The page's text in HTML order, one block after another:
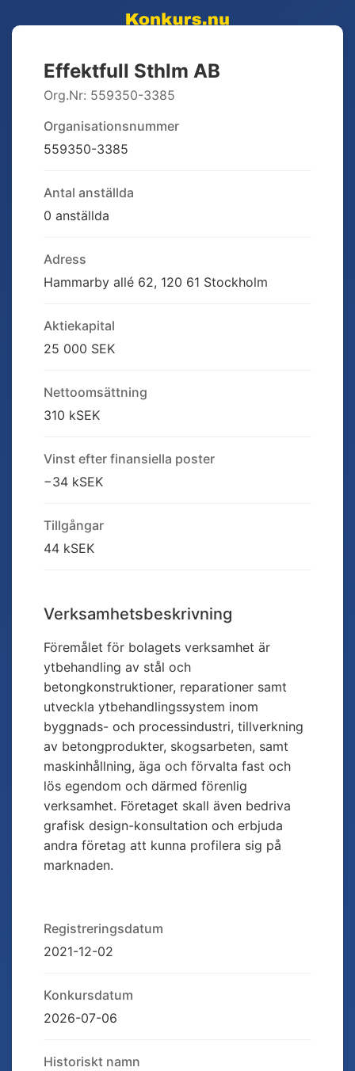
Effektfull Sthlm AB
Org.Nr: 559350-3385
Organisationsnummer
559350-3385
Antal anställda
0 anställda
Adress
Hammarby allé 62, 120 61 Stockholm
Aktiekapital
25 000 SEK
Nettoomsättning
310 kSEK
Vinst efter finansiella poster
−34 kSEK
Tillgångar
44 kSEK
Verksamhetsbeskrivning
Föremålet för bolagets verksamhet är
ytbehandling av stål och
betongkonstruktioner, reparationer samt
utveckla ytbehandlingssystem inom
byggnads- och processindustri, tillverkning
av betongprodukter, skogsarbeten, samt
maskinhållning, äga och förvalta fast och
lös egendom och därmed förenlig
verksamhet. Företaget skall även bedriva
grafisk design-konsultation och erbjuda
andra företag att kunna profilera sig på
marknaden.
Registreringsdatum
2021-12-02
Konkursdatum
2026-07-06
Historiskt namn